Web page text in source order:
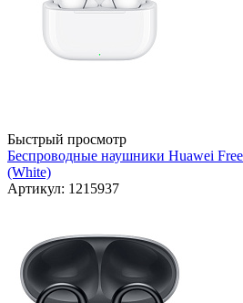
Быстрый просмотр
Беспроводные наушники Huawei
(White)
Артикул: 1215937